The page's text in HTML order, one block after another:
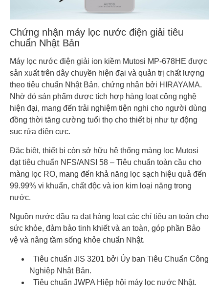
Chứng nhận máy lọc nước điện giải tiêu
chuẩn Nhật Bản
Máy lọc nước điện giải ion kiềm Mutosi MP-678HE được
sản xuất trên dây chuyền hiện đại và quản trị chất lượng
theo tiêu chuẩn Nhật Bản, chứng nhận bởi HIRAYAMA.
Nhờ đó sản phẩm được tích hợp hàng loạt công nghệ
hiện đại, mang đến trải nghiệm tiện nghi cho người dùng
đồng thời tăng cường tuổi thọ cho thiết bị như tự động
sục rửa điện cực.
Đặc biệt, thiết bị còn sở hữu hệ thống màng lọc Mutosi
đạt tiêu chuẩn NFS/ANSI 58 – Tiêu chuẩn toàn cầu cho
màng lọc RO, mang đến khả năng lọc sạch hiệu quả đến
99.99% vi khuẩn, chất độc và ion kim loại nặng trong
nước.
Nguồn nước đầu ra đạt hàng loạt các chỉ tiêu an toàn cho
sức khỏe, đảm bảo tinh khiết và an toàn, góp phần Bảo
vệ và nâng tầm sống khỏe chuẩn Nhật.
Tiêu chuẩn JIS 3201 bởi Ủy ban Tiêu Chuẩn Công
Nghiệp Nhật Bản.
Tiêu chuẩn JWPA Hiệp hội máy lọc nước Nhật.